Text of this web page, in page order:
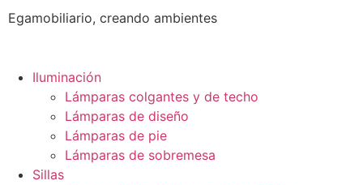
Egamobiliario, creando ambientes
Iluminación
Lámparas colgantes y de techo
Lámparas de diseño
Lámparas de pie
Lámparas de sobremesa
Sillas